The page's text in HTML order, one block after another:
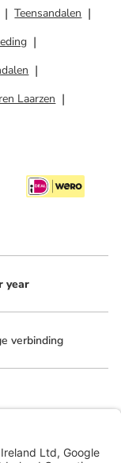
Teensandalen
Laarzen
year
verbinding